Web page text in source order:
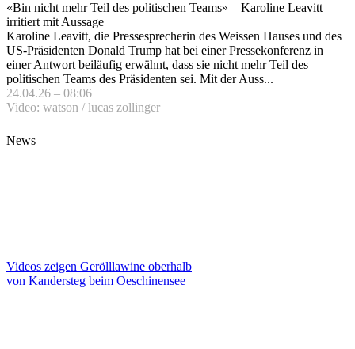
«Bin nicht mehr Teil des politischen Teams» – Karoline Leavitt
irritiert mit Aussage
Karoline Leavitt, die Pressesprecherin des Weissen Hauses und des
US-Präsidenten Donald Trump hat bei einer Pressekonferenz in
einer Antwort beiläufig erwähnt, dass sie nicht mehr Teil des
politischen Teams des Präsidenten sei. Mit der Auss...
24.04.26 – 08:06
Video: watson / lucas zollinger
News
Videos zeigen Gerölllawine oberhalb
von Kandersteg beim Oeschinensee